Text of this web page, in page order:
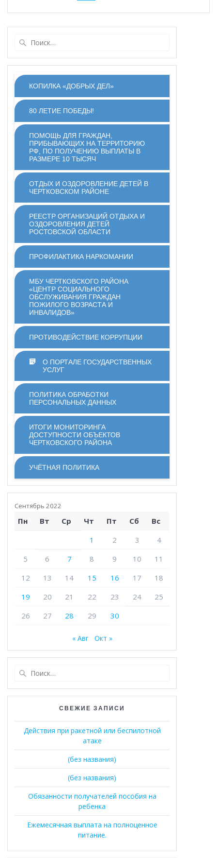
КОПИЛКА «ДОБРЫХ ДЕЛ»
80 ЛЕТИЕ ПОБЕДЫ!
ПОМОЩЬ ДЛЯ ГРАЖДАН,
ПРИБЫВАЮЩИХ НА ТЕРРИТОРИЮ
РФ, ПО ПОЛУЧЕНИЮ ВЫПЛАТЫ В
РАЗМЕРЕ 10 ТЫСЯЧ
ОТДЫХ И ОЗДОРОВЛЕНИЕ ДЕТЕЙ В
ЧЕРТКОВСКОМ РАЙОНЕ
РЕЕСТР ОРГАНИЗАЦИЙ ОТДЫХА И
ОЗДОРОВЛЕНИЯ ДЕТЕЙ
РОСТОВСКОЙ ОБЛАСТИ
ПРОФИЛАКТИКА НАРКОМАНИИ
МБУ ЧЕРТКОВСКОГО РАЙОНА
«ЦЕНТР СОЦИАЛЬНОГО
ОБСЛУЖИВАНИЯ ГРАЖДАН
ПОЖИЛОГО ВОЗРАСТА И
ИНВАЛИДОВ»
ПРОТИВОДЕЙСТВИЕ КОРРУПЦИИ
О ПОРТАЛЕ ГОСУДАРСТВЕННЫХ
УСЛУГ
ПОЛИТИКА ОБРАБОТКИ
ПЕРСОНАЛЬНЫХ ДАННЫХ
ИТОГИ МОНИТОРИНГА
ДОСТУПНОСТИ ОБЪЕКТОВ
ЧЕРТКОВСКОГО РАЙОНА
УЧЁТНАЯ ПОЛИТИКА
Сентябрь 2022
Пн Вт Ср Чт Пт Сб
Вс
1
2 3
4
5
6 7 8 9 10
11
12
13 14 15 16 17
18
19
20 21 22 23 24
25
26
27 28 29 30
« Авг Окт »
СВЕЖИЕ ЗАПИСИ
Действия при ракетной или беспилотной
атаке
(без названия)
(без названия)
Обязанности получателей пособия на
ребенка
Ежемесячная выплата на полноценное
питание.